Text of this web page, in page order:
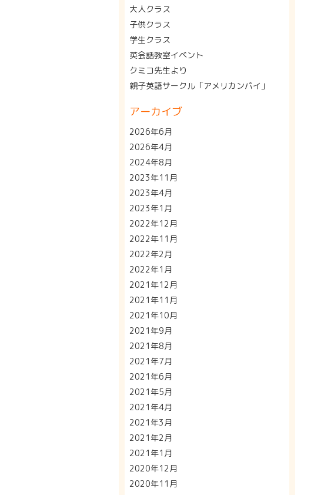
大人クラス
子供クラス
学生クラス
英会話教室イベント
クミコ先生より
親子英語サークル「アメリカンパイ」
アーカイブ
2026年6月
2026年4月
2024年8月
2023年11月
2023年4月
2023年1月
2022年12月
2022年11月
2022年2月
2022年1月
2021年12月
2021年11月
2021年10月
2021年9月
2021年8月
2021年7月
2021年6月
2021年5月
2021年4月
2021年3月
2021年2月
2021年1月
2020年12月
2020年11月